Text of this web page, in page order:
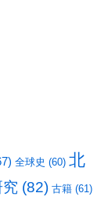
全球史 (60) 北
究 (82) 古籍 (61)